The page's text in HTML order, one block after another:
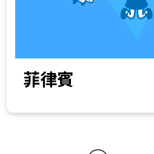
菲律賓